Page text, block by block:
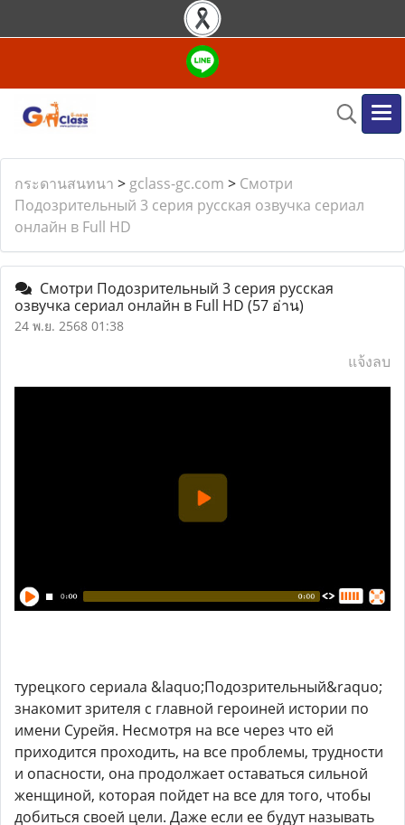
กระดานสนทนา > gclass-gc.com > Смотри
Подозрительный 3 серия русская озвучка сериал
онлайн в Full HD
Смотри Подозрительный 3 серия русская
озвучка сериал онлайн в Full HD (57 อ่าน)
24 พ.ย. 2568 01:38
แจ้งลบ
турецкого сериала &laquo;Подозрительный&raquo;
знакомит зрителя с главной героиней истории по
имени Сурейя. Несмотря на все через что ей
приходится проходить, на все проблемы, трудности
и опасности, она продолжает оставаться сильной
женщиной, которая пойдет на все для того, чтобы
добиться своей цели. Даже если ее будут называть